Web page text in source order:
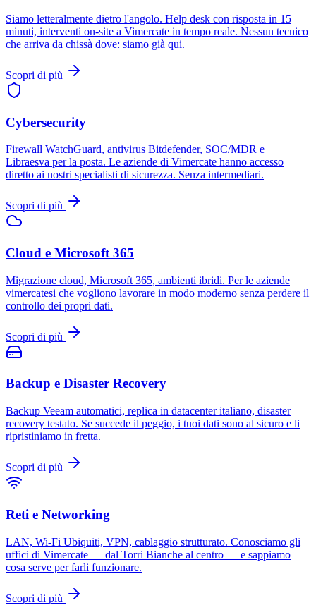
Siamo letteralmente dietro l'angolo. Help desk con risposta in 15
minuti, interventi on-site a Vimercate in tempo reale. Nessun tecnico
che arriva da chissà dove: siamo già qui.
Scopri di più
Cybersecurity
Firewall WatchGuard, antivirus Bitdefender, SOC/MDR e
Libraesva per la posta. Le aziende di Vimercate hanno accesso
diretto ai nostri specialisti di sicurezza. Senza intermediari.
Scopri di più
Cloud e Microsoft 365
Migrazione cloud, Microsoft 365, ambienti ibridi. Per le aziende
vimercatesi che vogliono lavorare in modo moderno senza perdere il
controllo dei propri dati.
Scopri di più
Backup e Disaster Recovery
Backup Veeam automatici, replica in datacenter italiano, disaster
recovery testato. Se succede il peggio, i tuoi dati sono al sicuro e li
ripristiniamo in fretta.
Scopri di più
Reti e Networking
LAN, Wi-Fi Ubiquiti, VPN, cablaggio strutturato. Conosciamo gli
uffici di Vimercate — dal Torri Bianche al centro — e sappiamo
cosa serve per farli funzionare.
Scopri di più